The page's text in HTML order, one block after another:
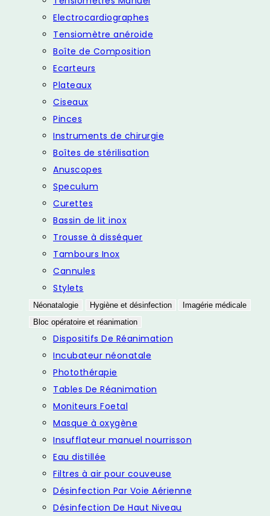
Electrocardiographes
Tensiomètre anéroide
Boîte de Composition
Ecarteurs
Plateaux
Ciseaux
Pinces
Instruments de chirurgie
Boîtes de stérilisation
Anuscopes
Speculum
Curettes
Bassin de lit inox
Trousse à disséquer
Tambours Inox
Cannules
Stylets
Néonatalogie Hygiène et désinfection
Imagérie médicale
Bloc opératoire et réanimation
Dispositifs De Réanimation
Incubateur néonatale
Photothérapie
Tables De Réanimation
Moniteurs Foetal
Masque à oxygène
Insufflateur manuel nourrisson
Eau distillée
Filtres à air pour couveuse
Désinfection Par Voie Aérienne
Désinfection De Haut Niveau